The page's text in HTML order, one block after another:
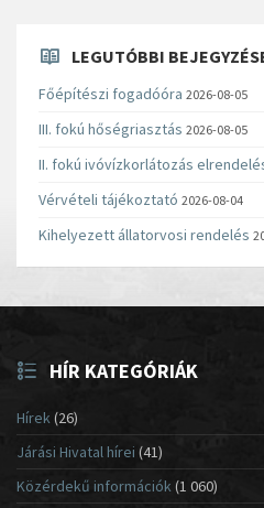
LEGUTÓBBI
Főépítészi fogadóóra 2026-08-05
III. fokú hőségriasztás 2026-08-05
II. fokú ivóvízkorlátozás
Vérvételi tájékoztató 2026-08-04
Kihelyezett állatorvosi rendelés
HÍR KATEGÓRIÁK
Hírek(26)
Járási Hivatal hírei (41)
Közérdekű információk(1 060)